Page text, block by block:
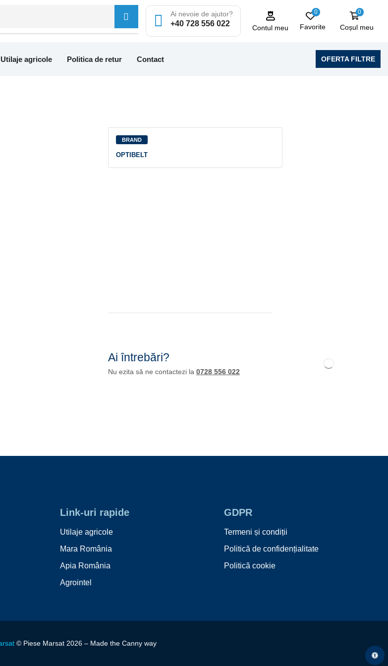
Ai nevoie de ajutor?
+40 728 556 022
Contul meu
0
Favorite
0
Coșul meu
Utilaje agricole Politica de retur Contact OFERTA FILTRE
BRAND
OPTIBELT
Ai întrebări?
Nu ezita să ne contactezi la 0728 556 022
Link-uri rapide
Utilaje agricole
Mara România
Apia România
Agrointel
GDPR
Termeni și condiții
Politică de confidențialitate
Politică cookie
t © Piese Marsat 2026 – Made the Cannyway